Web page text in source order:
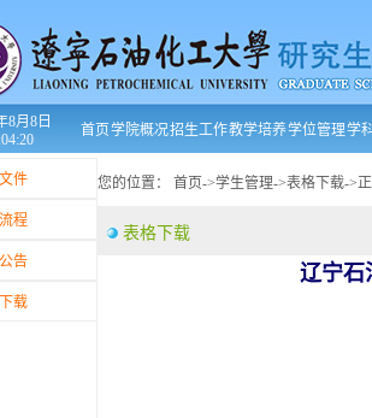
8月8日
首页学院概况招生工作教学培养学位管理学
件
程
告
载
您的位置： 首页->学生管理->表格下载->
表格下载
辽宁石